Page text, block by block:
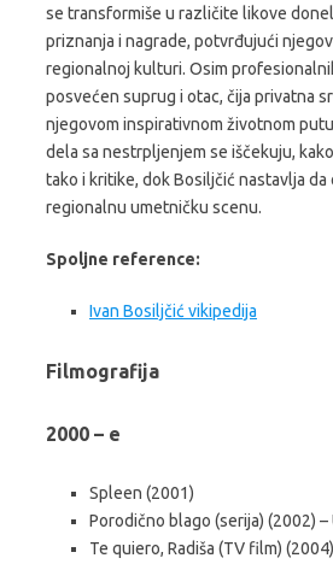
se transformiše u različite likove
priznanja i nagrade, potvrđujući
regionalnoj kulturi. Osim
posvećen suprug i otac, čija privatna
njegovom inspirativnom životnom
dela sa nestrpljenjem se iščekuju,
tako i kritike, dok Bosiljčić nastavlja da
regionalnu umetničku scenu.
Spoljne reference:
Ivan Bosiljčić vikipedija
Filmografija
2000 – e
Spleen (2001)
Porodično blago (serija) (2002)
Te quiero, Radiša (TV film)